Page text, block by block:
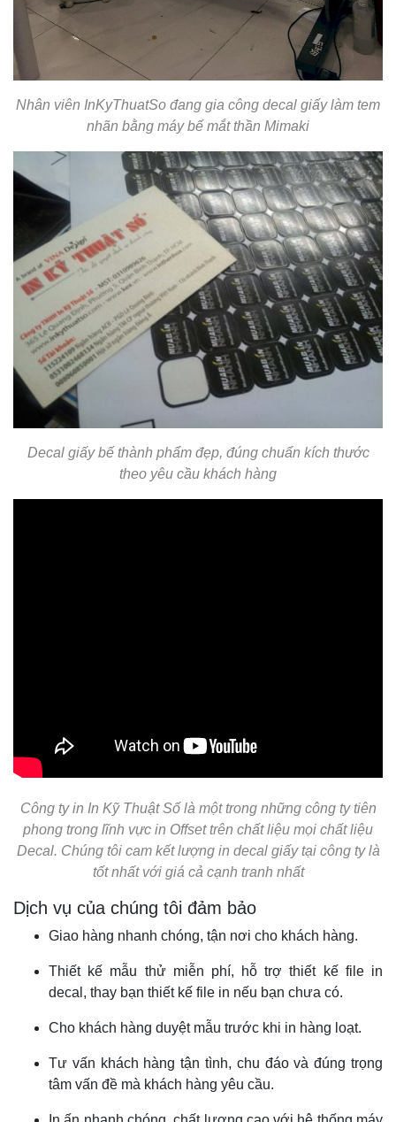
Nhân viên InKyThuatSo đang gia công decal giấy làm tem
nhãn bằng máy bế mắt thần Mimaki
Decal giấy bế thành phẩm đẹp, đúng chuẩn kích thước
theo yêu cầu khách hàng
Công ty in In Kỹ Thuật Số là một trong những công ty tiên
phong trong lĩnh vực in Offset trên chất liệu mọi chất liệu
Decal. Chúng tôi cam kết lượng in decal giấy tại công ty là
tốt nhất với giá cả cạnh tranh nhất
Dịch vụ của chúng tôi đảm bảo
Giao hàng nhanh chóng, tận nơi cho khách hàng.
Thiết kế mẫu thử miễn phí, hỗ trợ thiết kế file in
decal, thay bạn thiết kế file in nếu bạn chưa có.
Cho khách hàng duyệt mẫu trước khi in hàng loạt.
Tư vấn khách hàng tận tình, chu đáo và đúng trọng
tâm vấn đề mà khách hàng yêu cầu.